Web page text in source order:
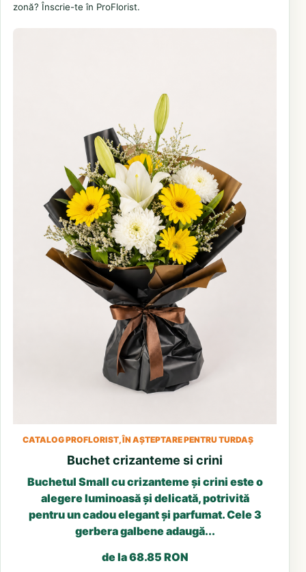
zonă? Înscrie-te în ProFlorist.
CATALOG PROFLORIST, ÎN AȘTEPTARE PENTRU TURDAȘ
Buchet crizanteme si crini
Buchetul Small cu crizanteme și crini este o
alegere luminoasă și delicată, potrivită
pentru un cadou elegant și parfumat. Cele 3
gerbera galbene adaugă...
de la 68.85 RON